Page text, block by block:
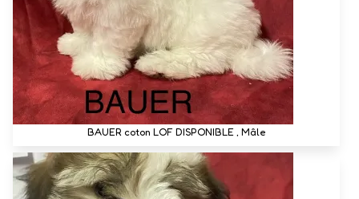
BAUER coton LOF DISPONIBLE , Mâle